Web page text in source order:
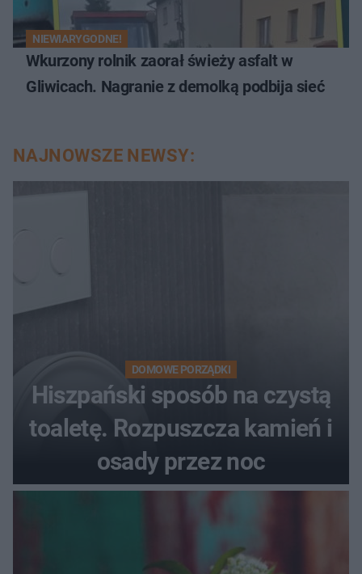
NIEWIARYGODNE!
Wkurzony rolnik zaorał świeży asfalt w
Gliwicach. Nagranie z demolką podbija sieć
NAJNOWSZE NEWSY:
DOMOWE PORZĄDKI
Hiszpański sposób na czystą
toaletę. Rozpuszcza kamień i
osady przez noc